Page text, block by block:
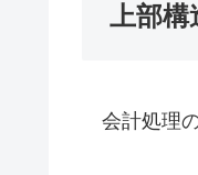
上部構
会計処理の